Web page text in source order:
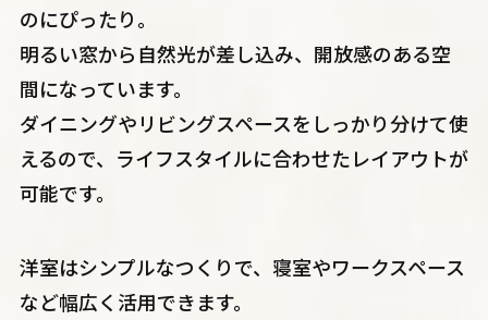
のにぴったり。
明るい窓から自然光が差し込み、開放感のある空
間になっています。
ダイニングやリビングスペースをしっかり分けて使
えるので、ライフスタイルに合わせたレイアウトが
可能です。
洋室はシンプルなつくりで、寝室やワークスペース
など幅広く活用できます。